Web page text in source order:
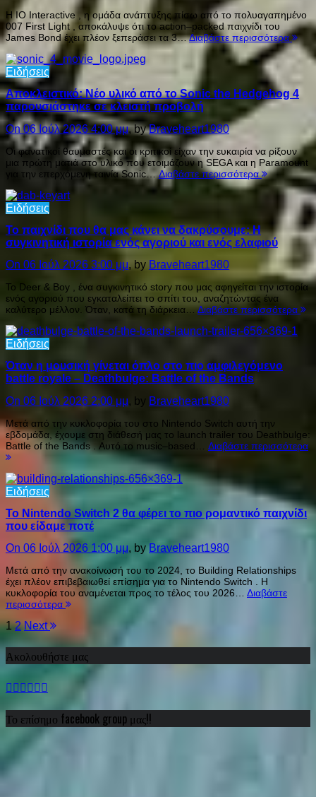
Η IO Interactive , η ομάδα ανάπτυξης πίσω από το πολυαγαπημένο
007 First Light , αποκάλυψε ότι το action–packed παιχνίδι του
James Bond έχει πλέον ξεπεράσει τα 3…Διαβάστε περισσότερα
Ειδήσεις
Αποκλειστικό: Νέο υλικό από το Sonic the Hedgehog 4
παρουσιάστηκε σε κλειστή προβολή
On 06 Ιούλ 2026 4:00 μμ, byBraveheart1980
Οι φανατικοί θαυμαστές και οι κριτικοί είχαν την ευκαιρία να ρίξουν
μια πρώτη ματιά στο υλικό που ετοιμάζουν η SEGA και η Paramount
για την επερχόμενη ταινία Sonic…Διαβάστε περισσότερα
Ειδήσεις
Το παιχνίδι που θα μας κάνει να δακρύσουμε: Η
συγκινητική ιστορία ενός αγοριού και ενός ελαφιού
On 06 Ιούλ 2026 3:00 μμ, by Braveheart1980
Το Deer & Boy , ένα συγκινητικό story που μας αφηγείται την ιστορία
ενός αγοριού που εγκαταλείπει το σπίτι του, αναζητώντας ένα
καλύτερο μέλλον. Όταν, κατά τη διάρκεια…Διαβάστε περισσότερα
Ειδήσεις
Όταν η μουσική γίνεται όπλο στο πιο αμφιλεγόμενο
battle royale – Deathbulge: Battle of the Bands
On 06 Ιούλ 2026 2:00 μμ, by Braveheart1980
Μετά από την κυκλοφορία του στο Nintendo Switch αυτή την
εβδομάδα, έχουμε στη διάθεσή μας το launch trailer του Deathbulge:
Battle of the Bands . Αυτό το music–based… Διαβάστε περισσότερα
Ειδήσεις
Το Nintendo Switch 2 θα φέρει το πιο ρομαντικό παιχνίδι
που είδαμε ποτέ
On 06 Ιούλ 2026 1:00 μμ, by Braveheart1980
Μετά από την ανακοίνωσή του το 2024, το Building Relationships
έχει πλέον επιβεβαιωθεί επίσημα για το Nintendo Switch . Η
κυκλοφορία του αναμένεται προς το τέλος του 2026… Διαβάστε
περισσότερα
Σελιδοποίηση
άρθρων
1 2 Next
Ακολουθήστε μας
Το επίσημο facebook group μας!!